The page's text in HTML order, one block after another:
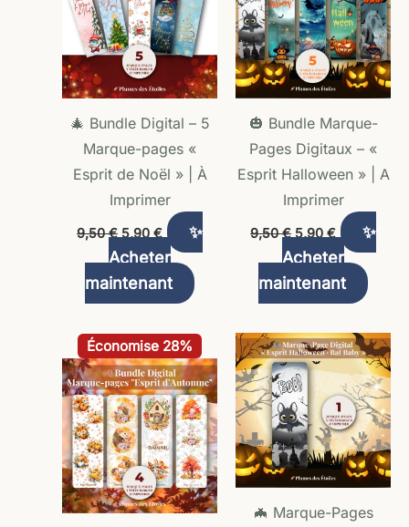
🎄 Bundle Digital – 5
Marque-pages «
Esprit de Noël » | À
Imprimer
9,50€ 5,90 €
✨
Acheter
maintenant
🎃 Bundle Marque-
Pages Digitaux – «
Esprit Halloween » | A
Imprimer
9,50€ 5,90 €
✨
Acheter
maintenant
Économise 28%
Le
prix
initial
était :
7,60 €.
Le
prix
actuel
est :
5,49 €.
🦇 Marque-Pages